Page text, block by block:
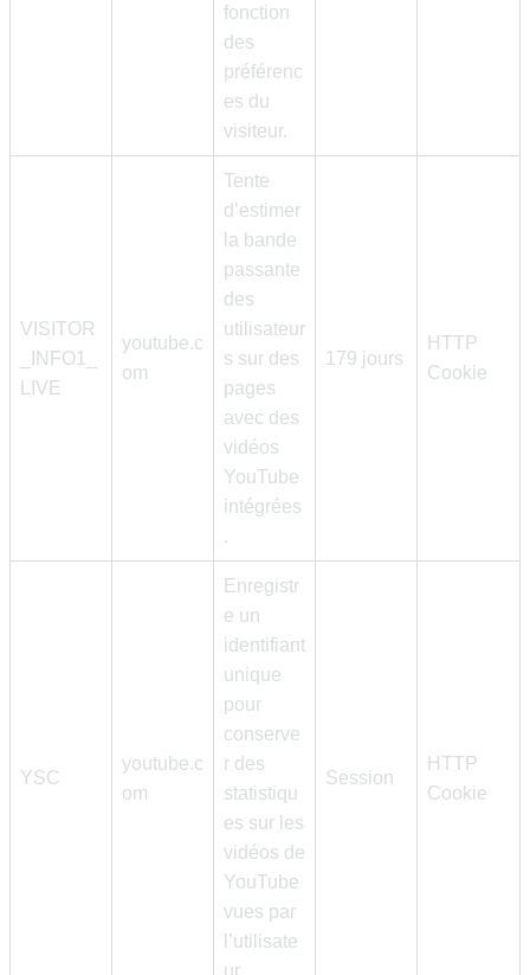
fonction
des
préférenc
es du
visiteur.
VISITOR
_INFO1_
LIVE
youtube.c
om
Tente
d’estimer
la bande
passante
des
utilisateur
s sur des
pages
avec des
vidéos
YouTube
intégrées
.
179 jours
HTTP
Cookie
YSC
youtube.c
om
Enregistr
e un
identifiant
unique
pour
conserve
r des
statistiqu
es sur les
vidéos de
YouTube
vues par
l’utilisate
Session
HTTP
Cookie